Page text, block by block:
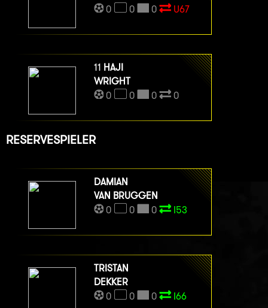
0
0 0 U67
11 HAJI
WRIGHT
0
0 0 0
RESERVESPIELER
DAMIAN
VAN BRUGGEN
0
0 0 I53
TRISTAN
DEKKER
0
0 0 I66